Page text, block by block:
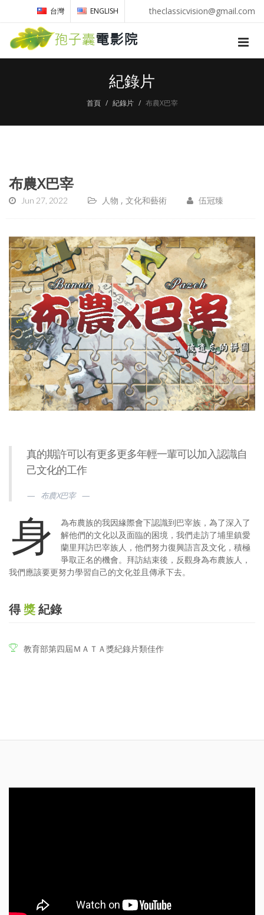
theclassicvision@gmail.com
台灣 ENGLISH
紀錄片
首頁 紀錄片 布農X巴宰
布農X巴宰
Jun 27, 2022 人物 文化和藝術 伍冠臻
真的期許可以有更多更多年輕一輩可以加入認識自
己文化的工作
布農X巴宰
身
為布農族的我因緣際會下認識到巴宰族，為了深入了
解他們的文化以及面臨的困境，我們走訪了埔里鎮愛
蘭里拜訪巴宰族人，他們努力復興語言及文化，積極
爭取正名的機會。拜訪結束後，反觀身為布農族人，
我們應該要更努力學習自己的文化並且傳承下去。
得獎 紀錄
教育部第四屆ＭＡＴＡ獎紀錄片類佳作